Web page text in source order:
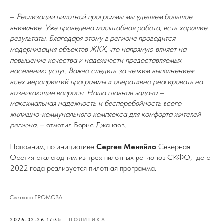
– Реализации пилотной программы мы уделяем большое
внимание. Уже проведена масштабная работа, есть хорошие
результаты. Благодаря этому в регионе проводится
модернизация объектов ЖКХ, что напрямую влияет на
повышение качества и надежности предоставляемых
населению услуг. Важно следить за четким выполнением
всех мероприятий программы и оперативно реагировать на
возникающие вопросы. Наша главная задача –
максимальная надежность и бесперебойность всего
жилищно-коммунального комплекса для комфорта жителей
региона, – отметил Борис Джанаев.
Напомним, по инициативе Сергея Меняйло Северная
Осетия стала одним из трех пилотных регионов СКФО, где с
2022 года реализуется пилотная программа.
Светлана ГРОМОВА
2026-02-26 17:35 ПОЛИТИКА